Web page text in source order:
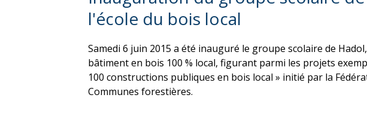
l'école du bois local
Samedi 6 juin 2015 a été inauguré le groupe scolaire de
bâtiment en bois 100 % local, figurant parmi les projets
100 constructions publiques en bois local » initié par la
Communes forestières.